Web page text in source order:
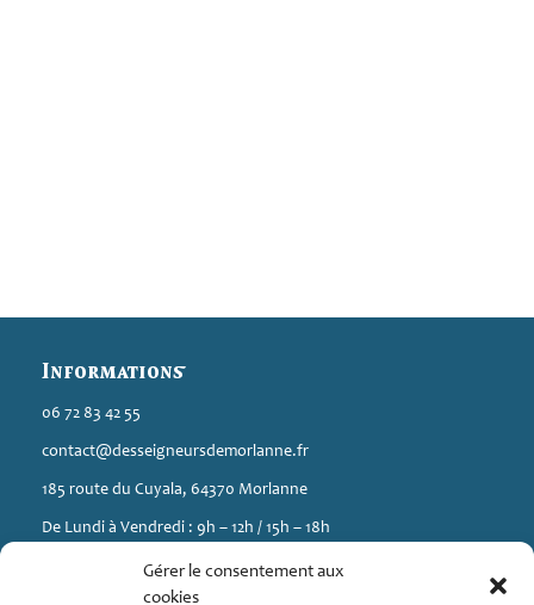
Gérer le consentement aux
cookies
Informations
06 72 83 42 55
contact@desseigneursdemorlanne.fr
185 route du Cuyala, 64370 Morlanne
De Lundi à Vendredi : 9h – 12h / 15h – 18h